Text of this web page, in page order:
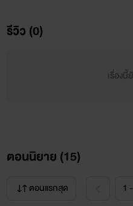
ผมสมัยเด็ก แต่ไหงผม
รีวิว (0)
เรื่องนี้
ตอนนิยาย (15)
ตอนแรกสุด